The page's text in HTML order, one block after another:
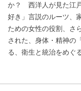
か？ 西洋人が見た江
好き」言説のルーツ、
ための女性の役割、さ
された、身体・精神の
る、衛生と統治をめぐ